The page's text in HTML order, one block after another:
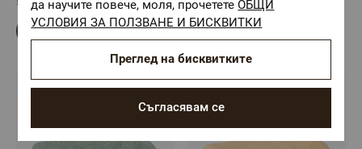
да научите повече, моля, прочететеОБЩИ
УСЛОВИЯ ЗА ПОЛЗВАНЕ И БИСКВИТКИ
Съгласявам се
Преглед на бисквитките